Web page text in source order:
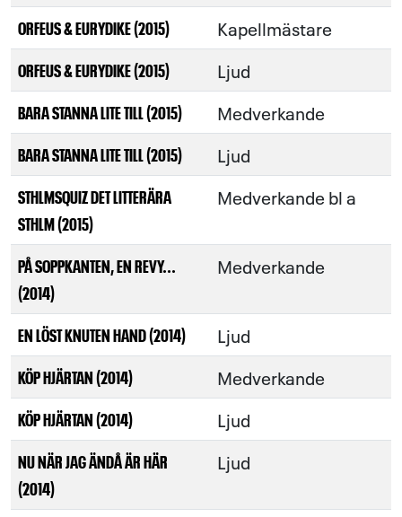
ORFEUS & EURYDIKE (2015) Kapellmästare
ORFEUS & EURYDIKE (2015) Ljud
BARA STANNA LITE TILL (2015) Medverkande
BARA STANNA LITE TILL (2015) Ljud
STHLMSQUIZ DET LITTERÄRA
STHLM (2015)
Medverkande bl a
PÅ SOPPKANTEN, EN REVY...
(2014)
Medverkande
EN LÖST KNUTEN HAND (2014) Ljud
KÖP HJÄRTAN (2014) Medverkande
KÖP HJÄRTAN (2014) Ljud
NU NÄR JAG ÄNDÅ ÄR HÄR
(2014)
Ljud